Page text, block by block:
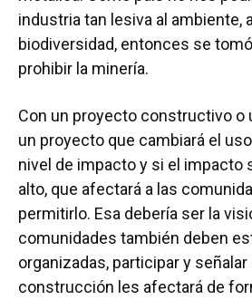
industria tan lesiva al ambiente,
biodiversidad, entonces se
prohibir la minería.
Con un proyecto constructivo o
un proyecto que cambiará el
nivel de impacto y si el impacto
alto, que afectará a las
permitirlo. Esa debería ser la
comunidades también deben
organizadas, participar y señalar
construcción les afectará de